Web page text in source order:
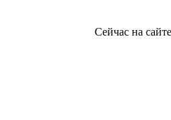
Сейчас на